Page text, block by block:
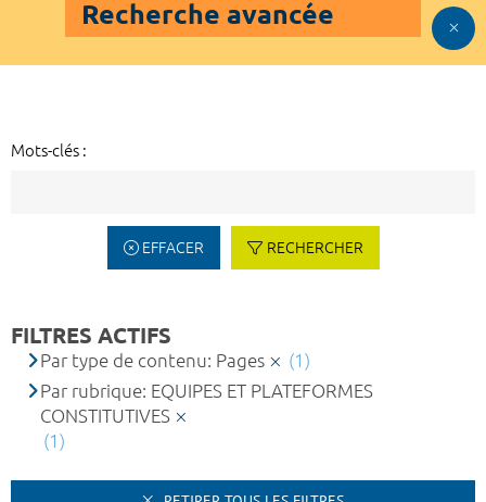
Recherche avancée
Mots-clés :
EFFACER RECHERCHER
FILTRES ACTIFS
Par type de contenu: Pages
(1)
Par rubrique: EQUIPES ET PLATEFORMES
CONSTITUTIVES
(1)